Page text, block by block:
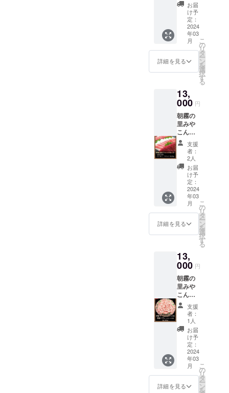
で、爽
やかな
香りの
飲みや
すい
シャル
ドネで
す。香
ず、辛
口の
ギャッ
プを楽
しめる
一本で
す。 原
産地：
オース
トラリ
ア 南
オース
トラリ
ア州 マ
クラー
ベール
地区 ア
数：13
度 ブド
ウ品
種：
シャル
ドネ
100%
飲む人
を選ば
ず、万
人受け
しやす
いおす
すめの
ワイン
通信販
けは高
いアル
コール
度数、
真っ向
勝負の
赤のス
パーク
地：
オース
トラリ
ア 南
オース
トラリ
ア州 マ
クラー
レン
ベール
地区 ア
ルコー
ル度
数：14
度 ブド
ウ品
種：シ
ンも充
分楽し
めるシ
ラーズ
種、や
や甘
口、
ムース
（泡）
までき
れいな
紅色ス
パーク
リン
グ。食
中・食
より発
送致し
ます。
〒885-
0003 宮
崎県都
城市高
木町
6316番
(朝霧の
こん
じょ敷
地内) 電
話：
0986-
38-
1129 発
送の際
は『ト
レーに
入った
状態』
を各種
化粧箱
に梱包
致しま
す。 ■
り冷凍
保存で
30日
お届
け予
定：
2024
年03
月
詳細を見る
こ
の
リ
タ
ー
ン
を
選
択
す
る
13,
000 円
朝霧の
里みや
こん
じょ(直
売所
ATOM)
より発
送致し
ます。
〒885-
0003 宮
崎県都
城市高
木町
6316番
(朝霧の
こん
じょ敷
地内) 電
話：
0986-
38-
1129 発
送の際
は『ト
レーに
入った
状態』
を各種
化粧箱
に梱包
致しま
す。 ■
支援
者：
2人
お届
け予
定：
2024
年03
月
詳細を見る
こ
の
リ
タ
ー
ン
を
選
択
す
る
13,
000 円
朝霧の
里みや
こん
じょ(直
売所
ATOM)
より発
送致し
ます。
〒885-
0003 宮
崎県都
城市高
木町
支援
者：
1人
お届
け予
定：
2024
年03
月
詳細を見る
こ
の
リ
タ
ー
ン
を